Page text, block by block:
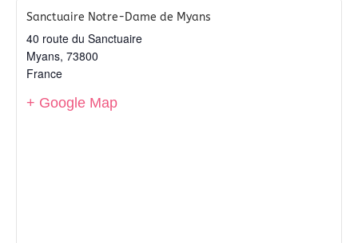
Sanctuaire Notre-Dame de Myans
40 route du Sanctuaire
Myans, 73800
France
+ Google Map